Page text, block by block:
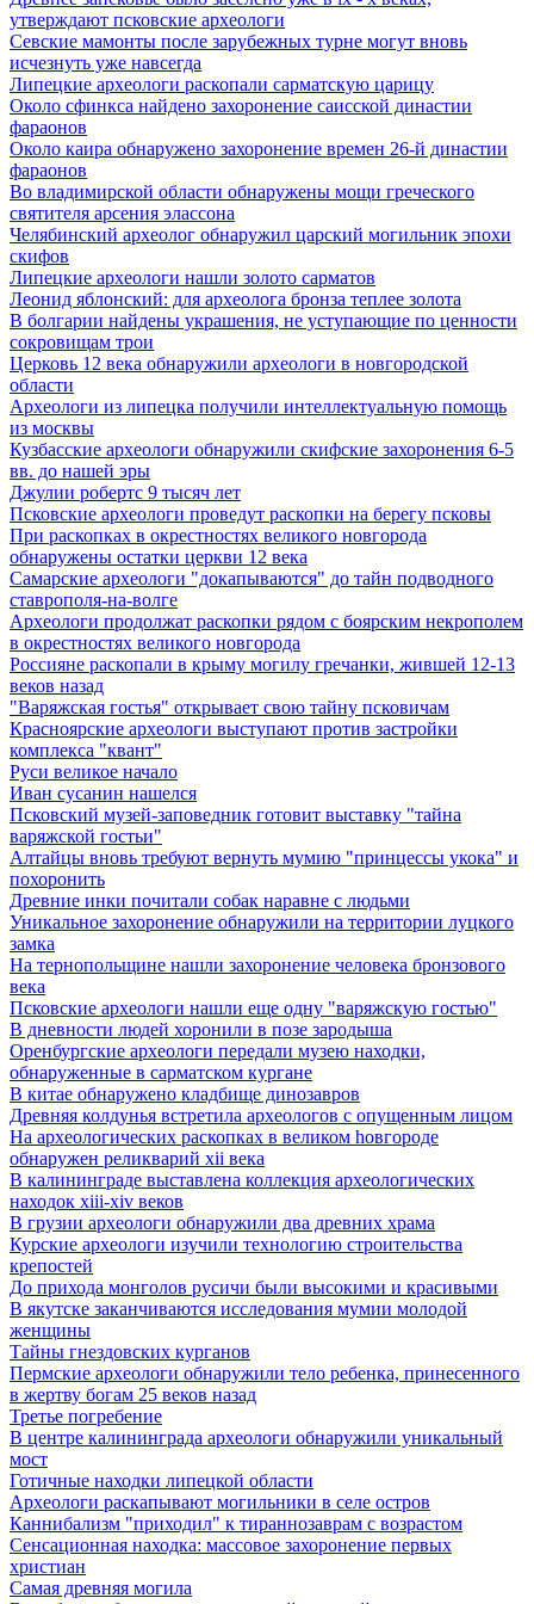
утверждают псковские археологи
Севские мамонты после зарубежных турне могут вновь
исчезнуть уже навсегда
Липецкие археологи раскопали сарматскую царицу
Около сфинкса найдено захоронение саисской династии
фараонов
Около каира обнаружено захоронение времен 26-й династии
фараонов
Во владимирской области обнаружены мощи греческого
святителя арсения элассона
Челябинский археолог обнаружил царский могильник эпохи
скифов
Липецкие археологи нашли золото сарматов
Леонид яблонский: для археолога бронза теплее золота
В болгарии найдены украшения, не уступающие по ценности
сокровищам трои
Церковь 12 века обнаружили археологи в новгородской
области
Археологи из липецка получили интеллектуальную помощь
из москвы
Кузбасские археологи обнаружили скифские захоронения 6-5
вв. до нашей эры
Джулии робертс 9 тысяч лет
Псковские археологи проведут раскопки на берегу псковы
При раскопках в окрестностях великого новгорода
обнаружены остатки церкви 12 века
Самарские археологи "докапываются" до тайн подводного
ставрополя-на-волге
Археологи продолжат раскопки рядом с боярским некрополем
в окрестностях великого новгорода
Россияне раскопали в крыму могилу гречанки, жившей 12-13
веков назад
"Варяжская гостья" открывает свою тайну псковичам
Красноярские археологи выступают против застройки
комплекса "квант"
Руси великое начало
Иван сусанин нашелся
Псковский музей-заповедник готовит выставку "тайна
варяжской гостьи"
Алтайцы вновь требуют вернуть мумию "принцессы укока" и
похоронить
Древние инки почитали собак наравне с людьми
Уникальное захоронение обнаружили на территории луцкого
замка
На тернопольщине нашли захоронение человека бронзового
века
Псковские археологи нашли еще одну "варяжскую гостью"
В дневности людей хоронили в позе зародыша
Оренбургские археологи передали музею находки,
обнаруженные в сарматском кургане
В китае обнаружено кладбище динозавров
Древняя колдунья встретила археологов с опущенным лицом
Hа археологических раскопках в великом hовгороде
обнаружен реликварий xii века
В калининграде выставлена коллекция археологических
находок xiii-xiv веков
В грузии археологи обнаружили два древних храма
Курские археологи изучили технологию строительства
крепостей
До прихода монголов русичи были высокими и красивыми
В якутске заканчиваются исследования мумии молодой
женщины
Тайны гнездовских курганов
Пермские археологи обнаружили тело ребенка, принесенного
в жертву богам 25 веков назад
Третье погребение
В центре калининграда археологи обнаружили уникальный
мост
Готичные находки липецкой области
Археологи раскапывают могильники в селе остров
Каннибализм "приходил" к тираннозаврам с возрастом
Сенсационная находка: массовое захоронение первых
христиан
Самая древняя могила